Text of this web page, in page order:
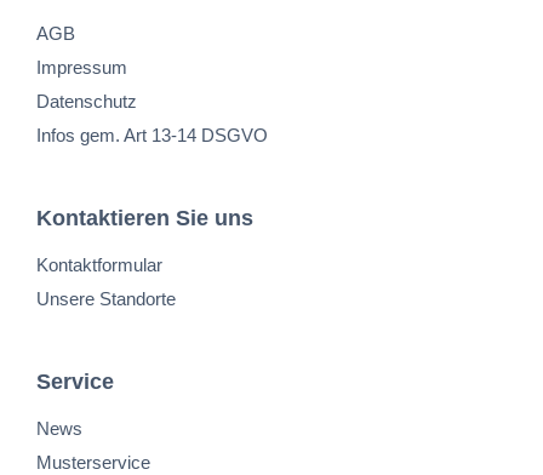
AGB
Impressum
Datenschutz
Infos gem. Art 13-14 DSGVO
Kontaktieren Sie uns
Kontaktformular
Unsere Standorte
Service
News
Musterservice